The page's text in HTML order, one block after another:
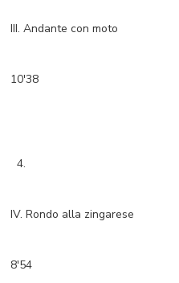
III. Andante con moto
10'38
4.
IV. Rondo alla zingarese
8'54